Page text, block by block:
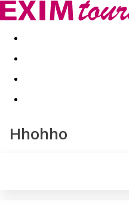
Akční nabídky Last minute
Hhohho